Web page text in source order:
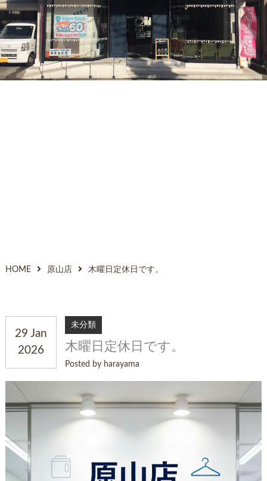
HOME 原山店 木曜日定休日です。
29 Jan
2026
未分類
木曜日定休日です。
Posted by harayama